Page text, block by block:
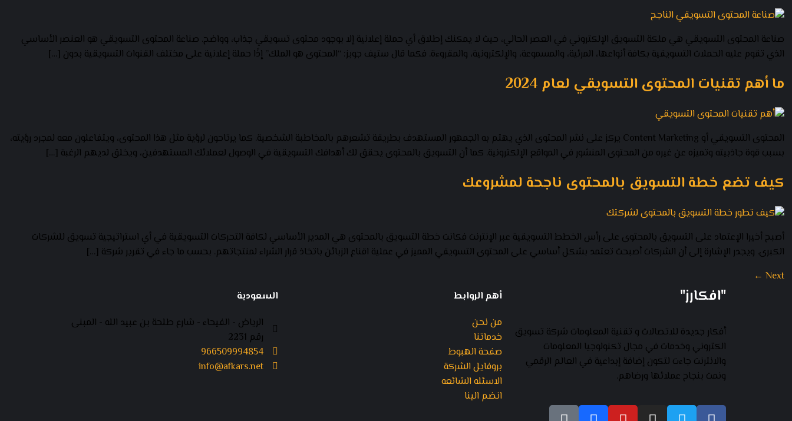
صناعة المحتوى التسويقي هي ملكة التسويق الإلكتروني في العصر الحالي، حيث لا يمكنك إطلاق أي حملة إعلانية إلا بوجود محتوى تسويقي جذاب، وواضح. صناعة المحتوى التسويقي هو العنصر الأساسي
الذي تقوم عليه الحملات التسويقية بكافة أنواعها، المرئية، والمسموعة، والإلكترونية، والمقروءة. فكما قال ستيف جوبز: “المحتوى هو الملك” إذًا حملة إعلانية على مختلف القنوات التسويقية بدون […]
ما أهم تقنيات المحتوى التسويقي لعام 2024
المحتوى التسويقي أو Content Marketing يركز على نشر المحتوى الذي يهتم به الجمهور المستهدف بطريقة تشعرهم بالمخاطبة الشخصية. كما يرتاحون لرؤية مثل هذا المحتوى، ويتفاعلون معه لمجرد رؤيته،
بسبب قوة جاذبيته وتميزه عن غيره من المحتوى المنشور في المواقع الإلكترونية. كما أن التسويق بالمحتوى يحقق لك أهدافك التسويقية في الوصول لعملائك المستهدفين، ويخلق لديهم الرغبة […]
كيف تضع خطة التسويق بالمحتوى ناجحة لمشروعك
أصبح أخيرا الإعتماد على التسويق بالمحتوى على رأس الخطط التسويقية عبر الإنترنت فكانت خطة التسويق بالمحتوى هي المدير الأساسي لكافة التحركات التسويقية في أي استراتيجية تسويق للشركات
الكبرى. ويجدر الإشارة إلى أن الشركات أصبحت تعتمد بشكل أساسي على المحتوى التسويقي المميز في عملية اقناع الزبائن باتخاذ قرار الشراء لمنتجاتهم. بحسب ما جاء في تقرير شركة […]
Next
←
"افكارز"
أفكار جديدة للاتصالات و تقنية المعلومات شركة تسويق
الكتروني وخدمات في مجال تكنولوجيا المعلومات
والانترنت جاءت لتكون إضافة إبداعية في العالم الرقمي
ونمت بنجاح عملائها ورضاهم.
أهم الروابط
من نحن
خدماتنا
صفحة الهبوط
بروفايل الشركة
الاسئله الشائعه
انضم الينا
السعودية
الرياض - الفيحاء - شارع طلحة بن عبيد الله - المبنى
رقم 2231
966509994854
info@afkars.net